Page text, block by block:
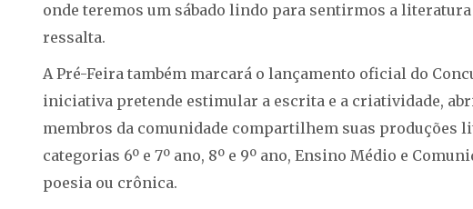
onde teremos um sábado lindo para sentirmos a
ressalta.
A Pré-Feira também marcará o lançamento oficial do
iniciativa pretende estimular a escrita e a criatividade,
membros da comunidade compartilhem suas produções
categorias 6º e 7º ano, 8º e 9º ano, Ensino Médio e
poesia ou crônica.